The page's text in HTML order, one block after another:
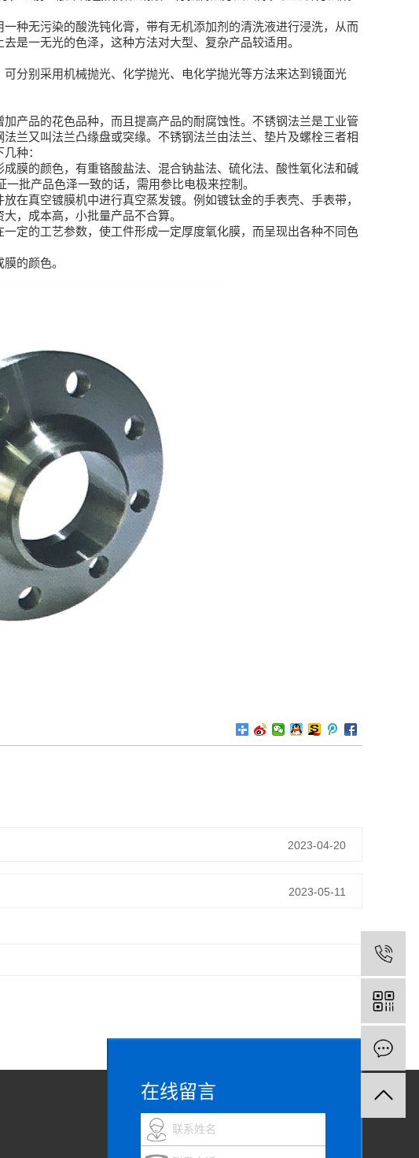
种无污染的酸洗钝化膏，带有无机添加剂的清洗液进行浸洗，从而
是一无光的色泽，这种方法对大型、复杂产品较适用。
分别采用机械抛光、化学抛光、电化学抛光等方法来达到镜面光
产品的花色品种，而且提高产品的耐腐蚀性。 不锈钢法兰是工业管
兰又叫法兰凸缘盘或突缘。不锈钢法兰由法兰、垫片及螺栓三者相
种：
膜的颜色，有重铬酸盐法、混合钠盐法、硫化法、酸性氧化法和碱
批产品色泽一致的话，需用参比电极来控制。
在真空镀膜机中进行真空蒸发镀。例如镀钛金的手表壳、手表带，
，成本高，小批量产品不合算。
定的工艺参数，使工件形成一定厚度氧化膜，而呈现出各种不同色
的颜色。
2023-04-20
2023-05-11
在线留言
联系姓名